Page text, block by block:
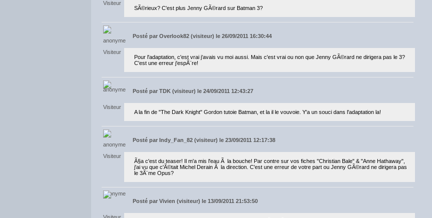
SÃ©rieux? C'est plus Jenny GÃ©rard sur Batman 3?
Posté par Overlook82 (visiteur) le 26/09/2011 16:30:44
Pour l'adaptation, c'est vrai j'avais vu moi aussi. Mais c'est vrai ou non que Jenny GÃ©rard ne dirigera pas le 3?
C'est une erreur j'espÃ¨re!
Posté par TDK (visiteur) le 24/09/2011 12:43:27
A la fin de "The Dark Knight" Gordon tutoie Batman, et la il le vouvoie. Y'a un souci dans l'adaptation la!
Posté par Indy_Fan_82 (visiteur) le 23/09/2011 12:17:38
Ã§a c'est du teaser! Il m'a mis l'eau Ã la bouche! Par contre sur vos fiches "Christian Bale" & "Anne Hathaway",
j'ai vu que c'Ã©tait Michel Derain Ã la direction. C'est une erreur de votre part ou Jenny GÃ©rard ne dirigera pas
le 3Ã¨me Opus?
Posté par Vivien (visiteur) le 13/09/2011 21:53:50